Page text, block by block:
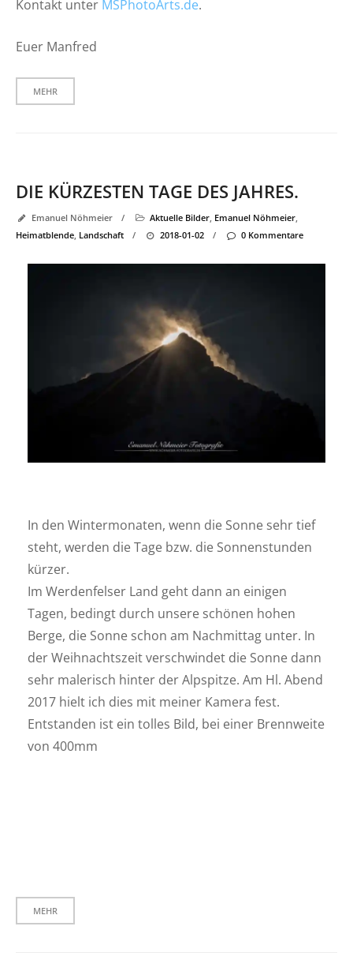
Kontakt unter MSPhotoArts.de.
Euer Manfred
MEHR
DIE KÜRZESTEN TAGE DES JAHRES.
Emanuel Nöhmeier / Aktuelle Bilder, Emanuel Nöhmeier,
Heimatblende Landschaft / 2018-01-02 / 0 Kommentare
In den Wintermonaten, wenn die Sonne sehr tief
steht, werden die Tage bzw. die Sonnenstunden
kürzer.
Im Werdenfelser Land geht dann an einigen
Tagen, bedingt durch unsere schönen hohen
Berge, die Sonne schon am Nachmittag unter. In
der Weihnachtszeit verschwindet die Sonne dann
sehr malerisch hinter der Alpspitze. Am Hl. Abend
2017 hielt ich dies mit meiner Kamera fest.
Entstanden ist ein tolles Bild, bei einer Brennweite
von 400mm
MEHR